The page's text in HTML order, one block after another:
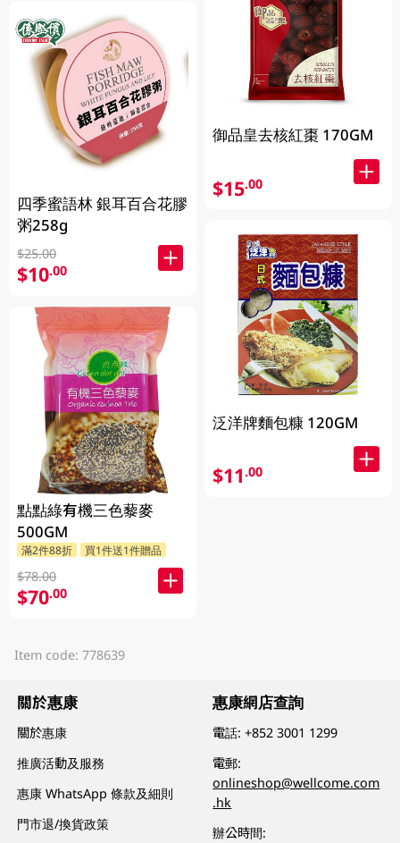
四季蜜語林 銀耳百合花膠
粥258g
$25.00
$10.00
點點綠有機三色藜麥
500GM
滿2件88折 買1件送1件贈品
$78.00
$70.00
御品皇去核紅棗 170GM
$15.00
泛洋牌麵包糠 120GM
$11.00
Item code: 778639
關於惠康
關於惠康
推廣活動及服務
惠康 WhatsApp 條款及細則
門市退/換貨政策
惠康網店查詢
電話:+852 3001 1299
電郵:
onlineshop@wellcome.com
.hk
辦公時間: